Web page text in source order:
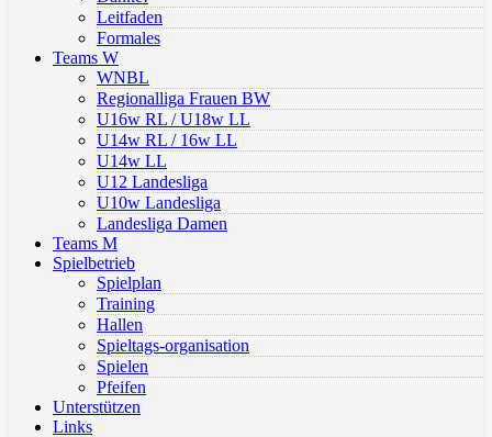
Leitfaden
Formales
Teams W
WNBL
Regionalliga Frauen BW
U16w RL / U18w LL
U14w RL / 16w LL
U14w LL
U12 Landesliga
U10w Landesliga
Landesliga Damen
Teams M
Spielbetrieb
Spielplan
Training
Hallen
Spieltags-organisation
Spielen
Pfeifen
Unterstützen
Links